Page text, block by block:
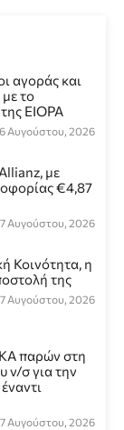
αγοράς και
το
EIOPA
Αυγούστου, 2026
με
€4,87
Αυγούστου, 2026
Κοινότητα, η
της
Αυγούστου, 2026
παρών στη
ν/σ για την
Αυγούστου, 2026